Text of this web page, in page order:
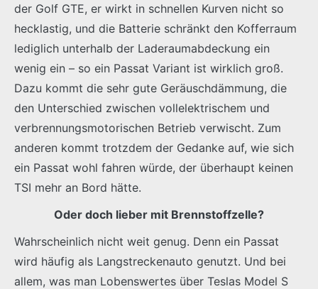
der Golf GTE, er wirkt in schnellen Kurven nicht so
hecklastig, und die Batterie schränkt den Kofferraum
lediglich unterhalb der Laderaumabdeckung ein
wenig ein – so ein Passat Variant ist wirklich groß.
Dazu kommt die sehr gute Geräuschdämmung, die
den Unterschied zwischen vollelektrischem und
verbrennungsmotorischen Betrieb verwischt. Zum
anderen kommt trotzdem der Gedanke auf, wie sich
ein Passat wohl fahren würde, der überhaupt keinen
TSI mehr an Bord hätte.
Oder doch lieber mit Brennstoffzelle?
Wahrscheinlich nicht weit genug. Denn ein Passat
wird häufig als Langstreckenauto genutzt. Und bei
allem, was man Lobenswertes über Teslas Model S